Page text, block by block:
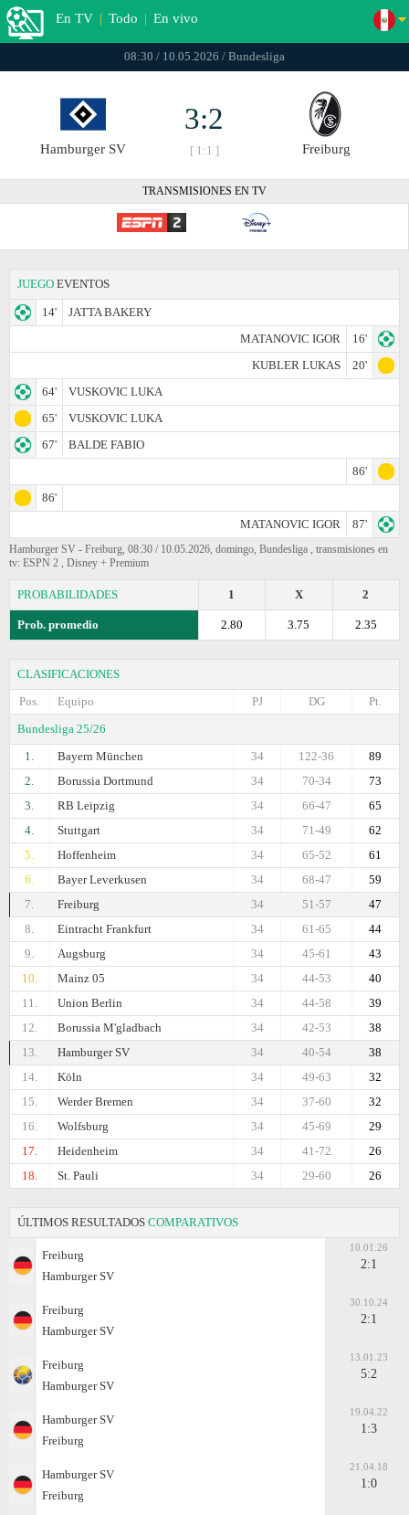
En TV | Todo | En vivo
08:30 / 10.05.2026 / Bundesliga
Hamburger SV
3:2
[ 1:1 ] Freiburg
TRANSMISIONES EN TV
JUEGO EVENTOS
14'
JATTA BAKERY
MATANOVIC IGOR
16'
KUBLER LUKAS
20'
64'
VUSKOVIC LUKA
65'
VUSKOVIC LUKA
67'
BALDE FABIO
86'
86'
MATANOVIC IGOR
87'
Hamburger SV - Freiburg, 08:30 / 10.05.2026, domingo, Bundesliga , transmisiones en
tv: ESPN 2 , Disney + Premium
PROBABILIDADES 2
X
1
Prob. promedio 2.35
3.75
2.80
CLASIFICACIONES
Pos.
Equipo Pt.
DG
PJ
Bundesliga 25/26
1.
Bayern München 89
122-36
34
2.
Borussia Dortmund 73
70-34
34
3.
RB Leipzig 65
66-47
34
4.
Stuttgart 62
71-49
34
5.
Hoffenheim 61
65-52
34
6.
Bayer Leverkusen 59
68-47
34
7.
Freiburg 47
51-57
34
8.
Eintracht Frankfurt 44
61-65
34
9.
Augsburg 43
45-61
34
10.
Mainz 05 40
44-53
34
11.
Union Berlin 39
44-58
34
12.
Borussia M'gladbach 38
42-53
34
13.
Hamburger SV 38
40-54
34
14.
Köln 32
49-63
34
15.
Werder Bremen 32
37-60
34
16.
Wolfsburg 29
45-69
34
17.
Heidenheim 26
41-72
34
18.
St. Pauli 26
29-60
34
ÚLTIMOS RESULTADOS COMPARATIVOS
Freiburg
Hamburger SV
10.01.26
2:1
Freiburg
Hamburger SV
30.10.24
2:1
Freiburg
Hamburger SV
13.01.23
5:2
Hamburger SV
Freiburg
19.04.22
1:3
Hamburger SV
Freiburg
21.04.18
1:0